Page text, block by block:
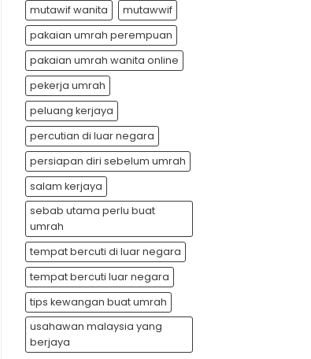
mutawif wanita
mutawwif
pakaian umrah perempuan
pakaian umrah wanita online
pekerja umrah
peluang kerjaya
percutian di luar negara
persiapan diri sebelum umrah
salam kerjaya
sebab utama perlu buat
umrah
tempat bercuti di luar negara
tempat bercuti luar negara
tips kewangan buat umrah
usahawan malaysia yang
berjaya